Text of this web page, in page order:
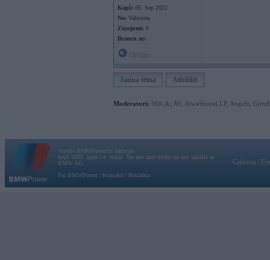
Kopš: 05. Sep 2022
No: Valmiera
Ziņojumi: 6
Braucu ar:
Jauna tēma Atbildēt
Moderatori: 968-jk AV AiwaShuraLLP, Angelz
Vortāls BMWPower.lv darbojas
kopš 2002. gada 14. maija. Tas nav auto klubs un nav saistīts ar
BMW AG.
Par BMWPower
Kontakti Reklāma
Galvena